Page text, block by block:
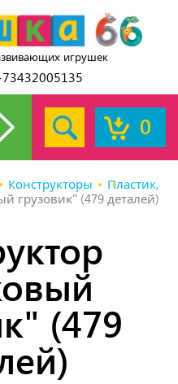
игрушек
0
Конструкторы
Пластик,
грузовик" (479 деталей)
(479